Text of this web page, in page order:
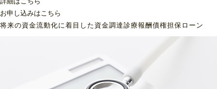
お申し込みはこちら
将来の資金流動化に着目した資金調達診療報酬債権担保ローン